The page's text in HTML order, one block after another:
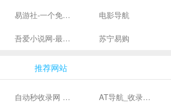
易游社-一个免费二次元游戏分享社区 电影导航
吾爱小说网-最新热门免费小说阅读 苏宁易购
推荐网站
自动秒收录网 - 自动秒收录-网站收录-收录网站-网址收录-秒收录 AT导航_收录网_免费收录网站_自动收录网_秒收录